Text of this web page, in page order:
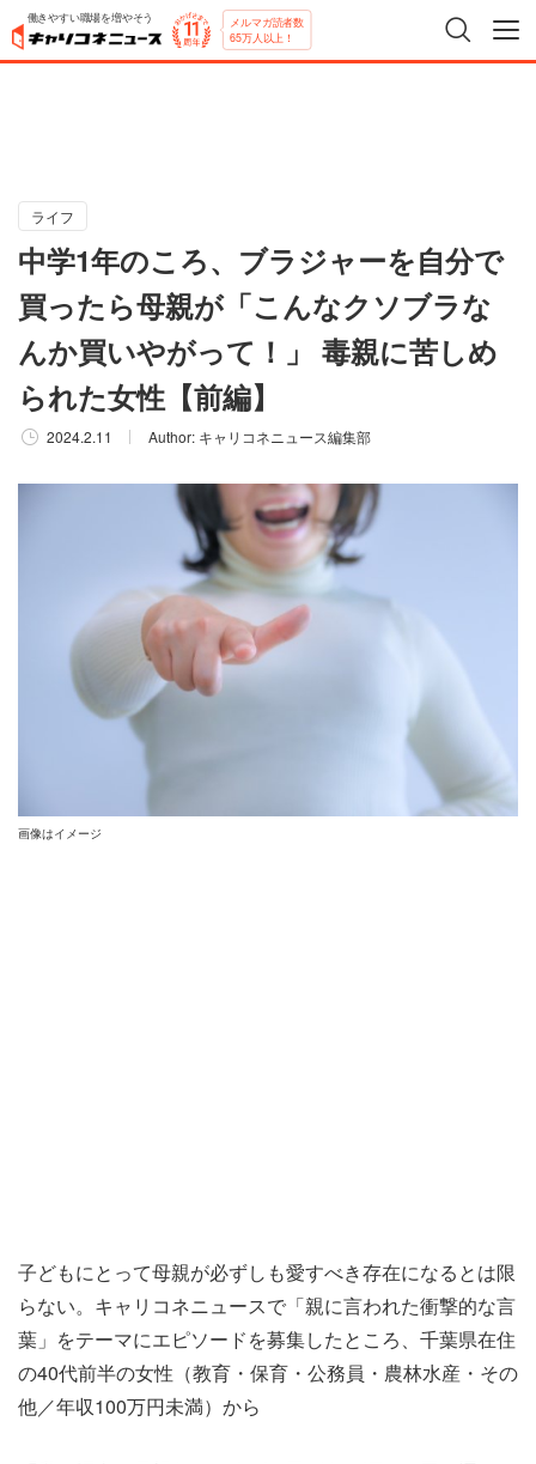
働きやすい職場を増やそう メルマガ読者数
65万人以上！
ライフ
中学1年のころ、ブラジャーを自分で
買ったら母親が「こんなクソブラな
んか買いやがって！」 毒親に苦しめ
られた女性【前編】
2024.2.11 Author: キャリコネニュース編集部
画像はイメージ
子どもにとって母親が必ずしも愛すべき存在になるとは限
らない。キャリコネニュースで「親に言われた衝撃的な言
葉」をテーマにエピソードを募集したところ、千葉県在住
の40代前半の女性（教育・保育・公務員・農林水産・その
他／年収100万円未満）から